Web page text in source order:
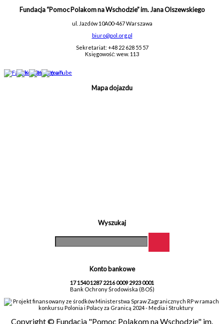
Fundacja “Pomoc Polakom na Wschodzie” im. Jana Olszewskiego
ul. Jazdów 10A00-467 Warszawa
biuro@pol.org.pl
Sekretariat: +48 22 628 55 57
Księgowość: wew. 113
Mapa dojazdu
Wyszukaj
Konto bankowe
17 1540 1287 2216 0009 2923 0001
Bank Ochrony Środowiska (BOŚ)
Projekt finansowany ze środków Ministerstwa Spraw Zagranicznych RP w ramach
konkursu Polonia i Polacy za Granicą 2024 - Media i Struktury
Copyright © Fundacja "Pomoc Polakom na Wschodzie" im.